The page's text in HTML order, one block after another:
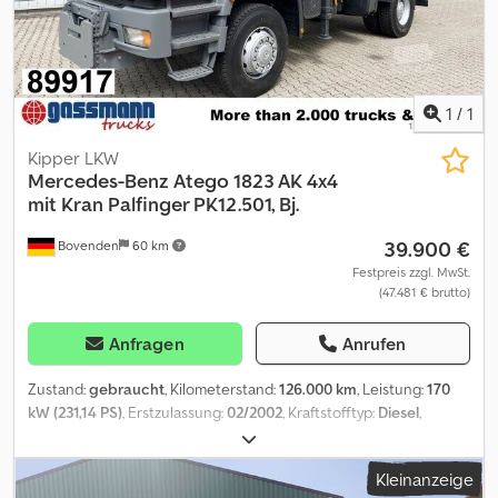
can only be driven in low range, dashboard damaged, cab has rust
damage (see photos). Further data and additional photos
available upon request. This description does not constitute a
binding offer and may contain errors. No guarantee on all details.
1 / 1
Bovenden 60 km
Kipper LKW
Mercedes-Benz Atego 1823 AK 4x4
mit Kran Palfinger PK12.501, Bj.
39.900 €
Festpreis zzgl. MwSt.
(47.481 € brutto)
Anfragen Anrufen
Zustand:gebraucht, Kilometerstand:126.000 km, Leistung:170
kW (231,14 PS), Erstzulassung:02/2002, Kraftstofftyp: Diesel,
, maximales Ladegewicht:
Gesamtgewicht:18.000 kg, Achsen-Konfiguration:4x4, Radstand:
3.900 mm
Konstantdrossel, Farbe: Orange,
Kleinanzeige